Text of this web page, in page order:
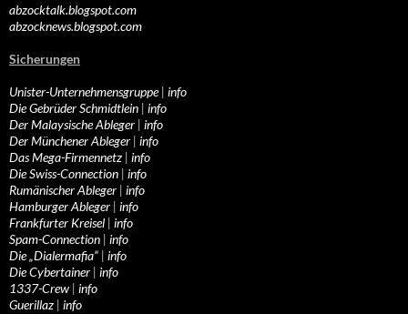
abzocktalk.blogspot.com
abzocknews.blogspot.com
Sicherungen
Unister-Unternehmensgruppe| info
Die Gebrüder Schmidtlein | info
Der Malaysische Ableger | info
Der Münchener Ableger | info
Das Mega-Firmennetz | info
Die Swiss-Connection | info
Rumänischer Ableger | info
Hamburger Ableger | info
Frankfurter Kreisel | info
Spam-Connection | info
Die „Dialermafia“ | info
Die Cybertainer | info
1337-Crew | info
Guerillaz | info